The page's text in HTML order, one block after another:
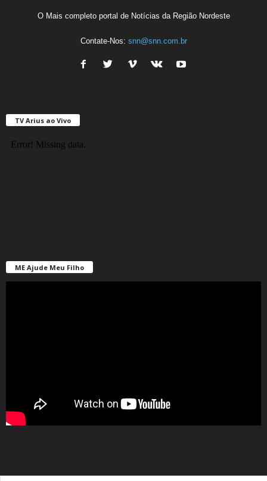
O Mais completo portal de Notícias da Região Nordeste
Contate-Nos: snn@snn.com.br
TV Arius ao Vivo
ME Ajude Meu Filho